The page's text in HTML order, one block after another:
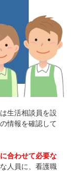
生活相談員を設
情報を確認して
合わせて必要な
人員に、看護職